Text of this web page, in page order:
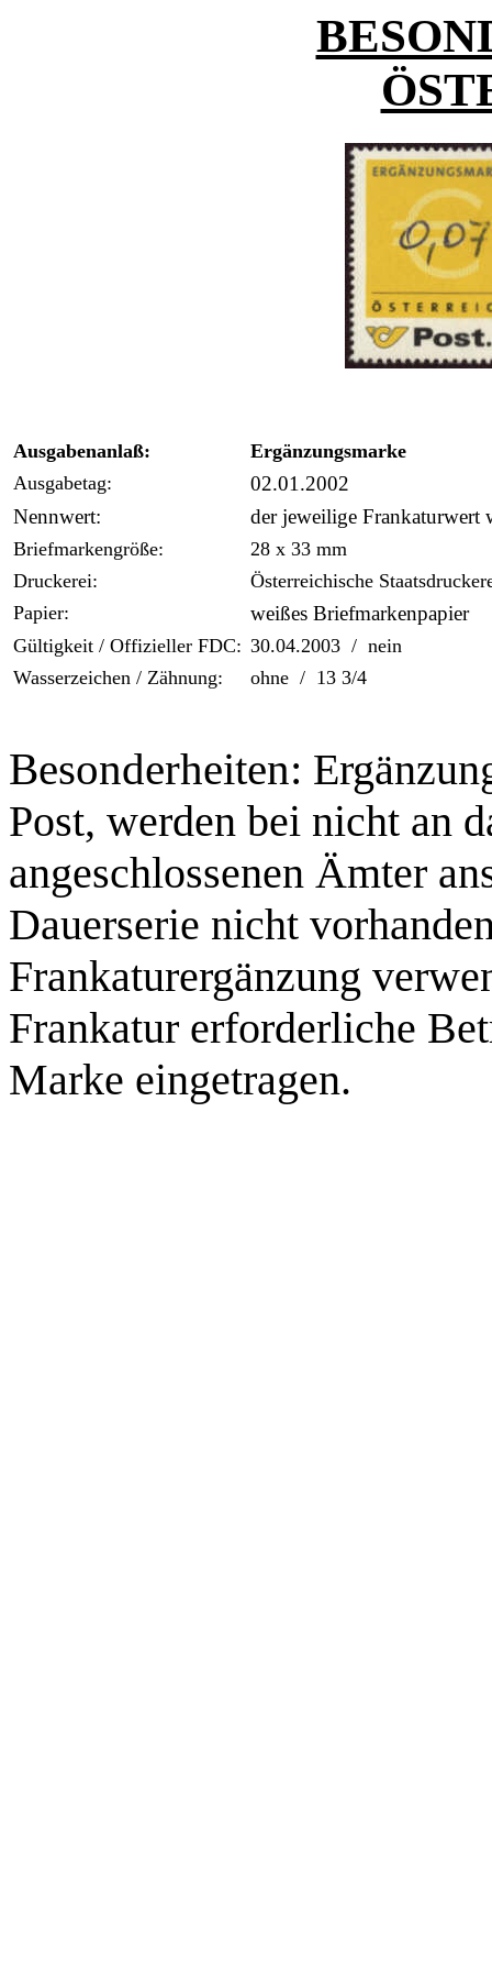
Ausgabenanlaß:
Ergänzungsmarke
Ausgabetag:
02.01.2002
Nennwert:
der jeweilige Frankaturwert
Briefmarkengröße:
28 x 33 mm
Druckerei:
Österreichische
Papier:
weißes Briefmarkenpapier
Gültigkeit / Offizieller FDC: 30.04.2003 / nein
Wasserzeichen / Zähnung:
ohne / 13 3/4
Besonderheiten:
Post, werden bei nicht an
angeschlossenen Ämter
Dauerserie nicht
Frankaturergänzung
Frankatur erforderliche
Marke eingetragen.